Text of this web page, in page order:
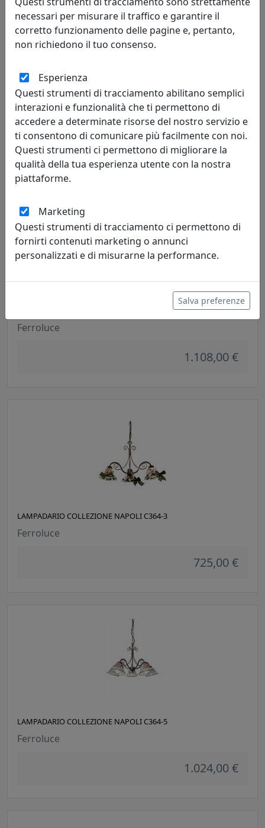
LAMPADARIO COLLEZIONE SANREMO C270-5
Ferroluce
838,00 €
LAMPADARIO COLLEZIONE SANREMO C270-8
Ferroluce
1.108,00 €
LAMPADARIO COLLEZIONE NAPOLI C364-3
Ferroluce
725,00 €
LAMPADARIO COLLEZIONE NAPOLI C364-5
Ferroluce
1.024,00 €
necessari per misurare il traffico e garantire il
corretto funzionamento delle pagine e, pertanto,
non richiedono il tuo consenso.
Esperienza
Questi strumenti di tracciamento abilitano semplici
interazioni e funzionalità che ti permettono di
accedere a determinate risorse del nostro servizio e
ti consentono di comunicare più facilmente con noi.
Questi strumenti ci permettono di migliorare la
qualità della tua esperienza utente con la nostra
piattaforme.
Marketing
Questi strumenti di tracciamento ci permettono di
fornirti contenuti marketing o annunci
personalizzati e di misurarne la performance.
Salva preferenze